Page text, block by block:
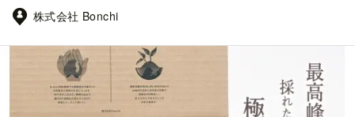
株式会社 Bonchi